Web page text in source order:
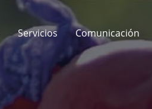
Servicios Comunicación